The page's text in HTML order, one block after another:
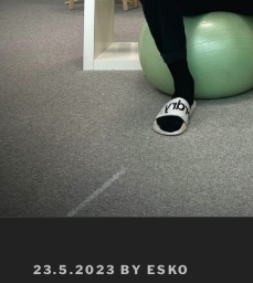
POSTED
23.5.2023 BY ESKO